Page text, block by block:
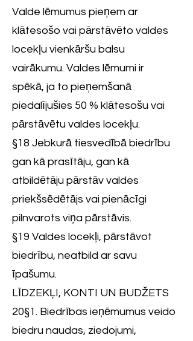
Valde lēmumus pieņem ar
klātesošo vai pārstāvēto valdes
locekļu vienkāršu balsu
vairākumu. Valdes lēmumi ir
spēkā, ja to pieņemšanā
piedalījušies 50 % klātesošu vai
pārstāvētu valdes locekļu.
§18 Jebkurā tiesvedībā biedrību
gan kā prasītāju, gan kā
atbildētāju pārstāv valdes
priekšsēdētājs vai pienācīgi
pilnvarots viņa pārstāvis.
§19 Valdes locekļi, pārstāvot
biedrību, neatbild ar savu
īpašumu.
LĪDZEKĻI, KONTI UN BUDŽETS
20§1. Biedrības ieņēmumus veido
biedru naudas, ziedojumi,